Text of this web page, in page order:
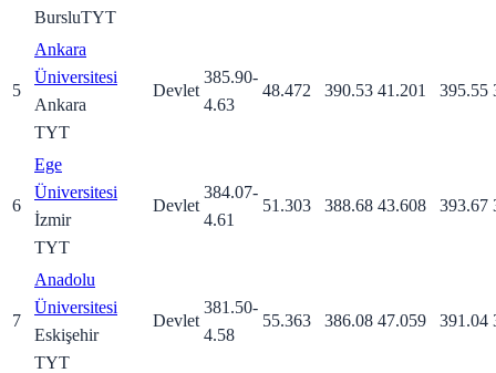
Üniversitesi
BursluTYT
5
Ankara
Üniversitesi
Ankara
TYT
Devlet
385.90-
4.63
48.472 390.53 41.201 395.55
6
Ege
Üniversitesi
İzmir
TYT
Devlet
384.07-
4.61
51.303 388.68 43.608 393.67
7
Anadolu
Üniversitesi
Eskişehir
TYT
Devlet
381.50-
4.58
55.363 386.08 47.059 391.04